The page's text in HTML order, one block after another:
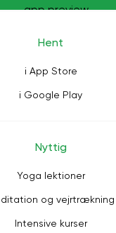
Hent
i App Store
i Google Play
Nyttig
Yoga lektioner
og vejrtrækning
Intensive kurser